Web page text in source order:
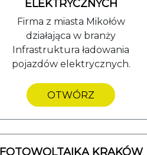
ELEKTRYCZNYCH
Firma z miasta Mikołów
działająca w branży
Infrastruktura ładowania
pojazdów elektrycznych.
OTWÓRZ
FOTOWOLTAIKA KRAKÓW